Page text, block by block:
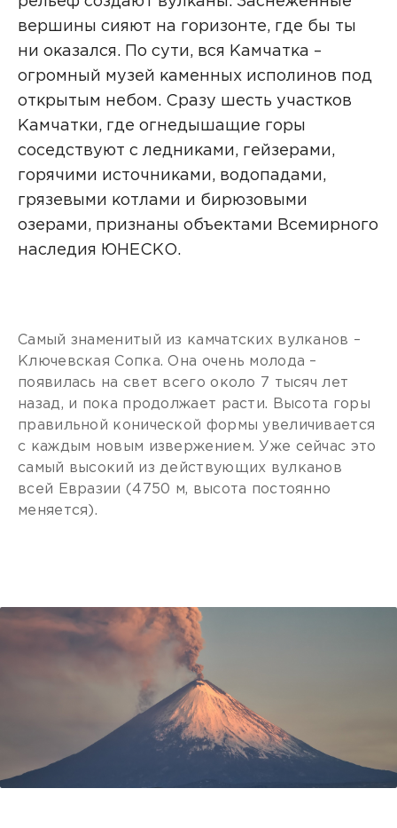
вершины сияют на горизонте, где бы ты
ни оказался. По сути, вся Камчатка –
огромный музей каменных исполинов под
открытым небом. Сразу шесть участков
Камчатки, где огнедышащие горы
соседствуют с ледниками, гейзерами,
горячими источниками, водопадами,
грязевыми котлами и бирюзовыми
озерами, признаны объектами Всемирного
наследия ЮНЕСКО.
Самый знаменитый из камчатских вулканов –
Ключевская Сопка. Она очень молода –
появилась на свет всего около 7 тысяч лет
назад, и пока продолжает расти. Высота горы
правильной конической формы увеличивается
с каждым новым извержением. Уже сейчас это
самый высокий из действующих вулканов
всей Евразии (4750 м, высота постоянно
меняется).